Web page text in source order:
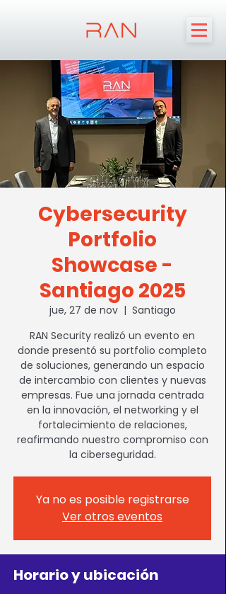
Cybersecurity
Portfolio
Showcase -
Santiago 2025
jue, 27 de nov
  |
Santiago
RAN Security realizó un evento en
donde presentó su portfolio completo
de soluciones, generando un espacio
de intercambio con clientes y nuevas
empresas. Fue una jornada centrada
en la innovación, el networking y el
fortalecimiento de relaciones,
reafirmando nuestro compromiso con
la ciberseguridad.
Ya no es posible registrarse
Ver otros eventos
Horario y ubicación